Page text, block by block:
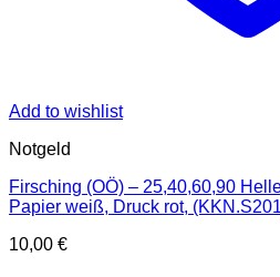
Add to wishlist
Notgeld
Firsching (OÖ) – 25,40,60,90
Papier weiß, Druck rot,
10,00 €